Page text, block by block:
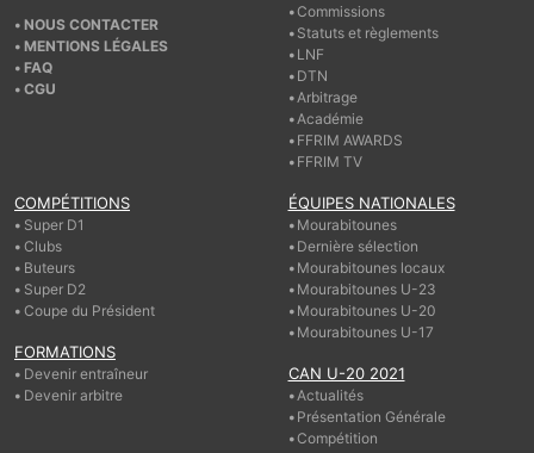
NOUS CONTACTER
MENTIONS LÉGALES
FAQ
CGU
Commissions
Statuts et règlements
LNF
DTN
Arbitrage
Académie
FFRIM AWARDS
FFRIM TV
COMPÉTITIONS
Super D1
Clubs
Buteurs
Super D2
Coupe du Président
FORMATIONS
Devenir entraîneur
Devenir arbitre
ÉQUIPES NATIONALES
Mourabitounes
Dernière sélection
Mourabitounes locaux
Mourabitounes U-23
Mourabitounes U-20
Mourabitounes U-17
CAN U-20 2021
Actualités
Présentation Générale
Compétition